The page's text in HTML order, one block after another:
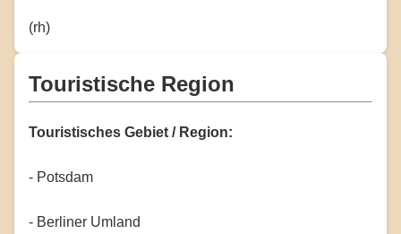
(rh)
Touristische Region
Touristisches Gebiet / Region:
- Potsdam
- Berliner Umland